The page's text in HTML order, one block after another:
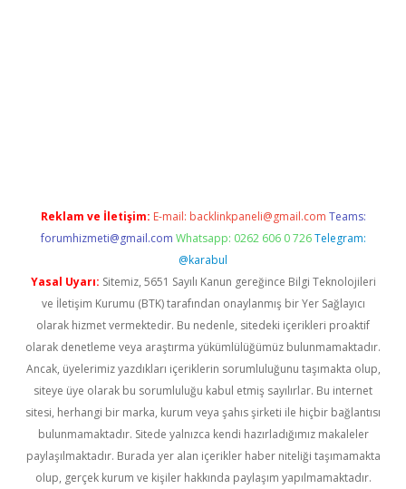
Reklam ve İletişim: E-mail: backlinkpaneli@gmail.com Teams:
forumhizmeti@gmail.com Whatsapp: 0262 606 0 726 Telegram:
@karabul
Yasal Uyarı: Sitemiz, 5651 Sayılı Kanun gereğince Bilgi Teknolojileri
ve İletişim Kurumu (BTK) tarafından onaylanmış bir Yer Sağlayıcı
olarak hizmet vermektedir. Bu nedenle, sitedeki içerikleri proaktif
olarak denetleme veya araştırma yükümlülüğümüz bulunmamaktadır.
Ancak, üyelerimiz yazdıkları içeriklerin sorumluluğunu taşımakta olup,
siteye üye olarak bu sorumluluğu kabul etmiş sayılırlar. Bu internet
sitesi, herhangi bir marka, kurum veya şahıs şirketi ile hiçbir bağlantısı
bulunmamaktadır. Sitede yalnızca kendi hazırladığımız makaleler
paylaşılmaktadır. Burada yer alan içerikler haber niteliği taşımamakta
olup, gerçek kurum ve kişiler hakkında paylaşım yapılmamaktadır.